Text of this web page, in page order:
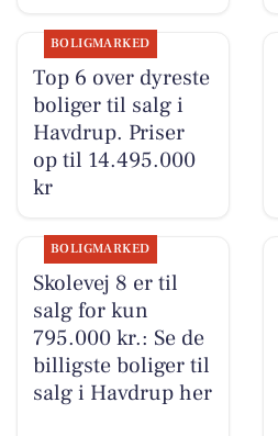
BOLIGMARKED
Top 6 over dyreste
boliger til salg i
Havdrup. Priser
op til 14.495.000
kr
BOLIGMARKED
Skolevej 8 er til
salg for kun
795.000 kr.: Se de
billigste boliger til
salg i Havdrup her